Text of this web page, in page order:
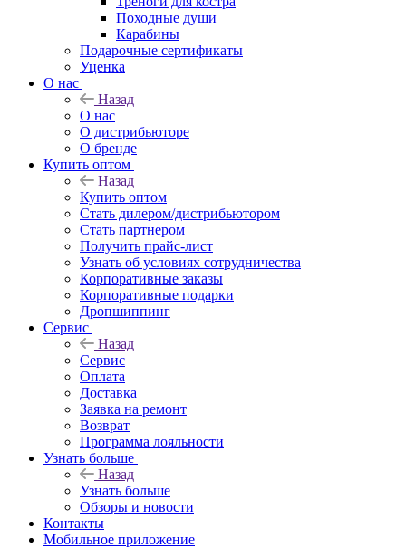
Походные души
Карабины
Подарочные сертификаты
Уценка
О нас
Назад
О нас
О дистрибьюторе
О бренде
Купить оптом
Назад
Купить оптом
Стать дилером/дистрибьютором
Стать партнером
Получить прайс-лист
Узнать об условиях сотрудничества
Корпоративные заказы
Корпоративные подарки
Дропшиппинг
Сервис
Назад
Сервис
Оплата
Доставка
Заявка на ремонт
Возврат
Программа лояльности
Узнать больше
Назад
Узнать больше
Обзоры и новости
Контакты
Мобильное приложение